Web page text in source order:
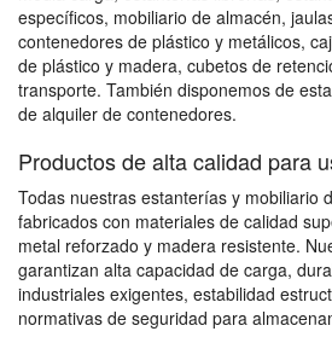
específicos, mobiliario de almacén,
contenedores de plástico y metálicos,
de plástico y madera, cubetos de
transporte. También disponemos de
de alquiler de contenedores.
Productos de alta calidad para
Todas nuestras estanterías y mobiliario
fabricados con materiales de calidad
metal reforzado y madera resistente.
garantizan alta capacidad de carga,
industriales exigentes, estabilidad
normativas de seguridad para